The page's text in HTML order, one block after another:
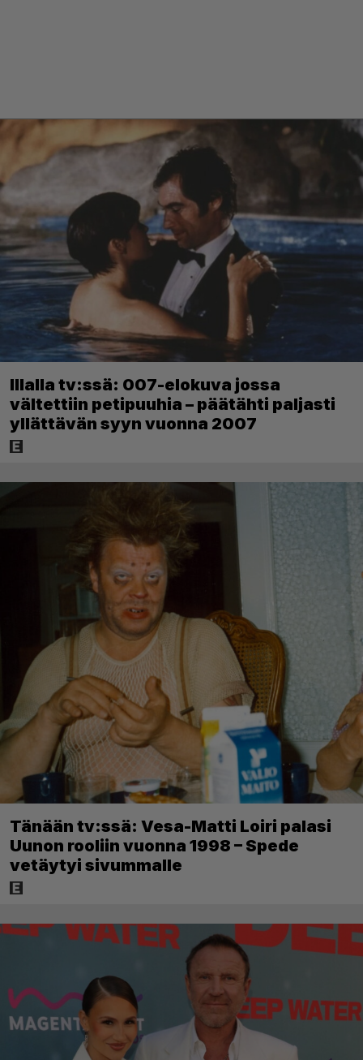
Illalla tv:ssä: 007-elokuva jossa
vältettiin petipuuhia – päätähti paljasti
yllättävän syyn vuonna 2007
Tänään tv:ssä: Vesa-Matti Loiri palasi
Uunon rooliin vuonna 1998 – Spede
vetäytyi sivummalle